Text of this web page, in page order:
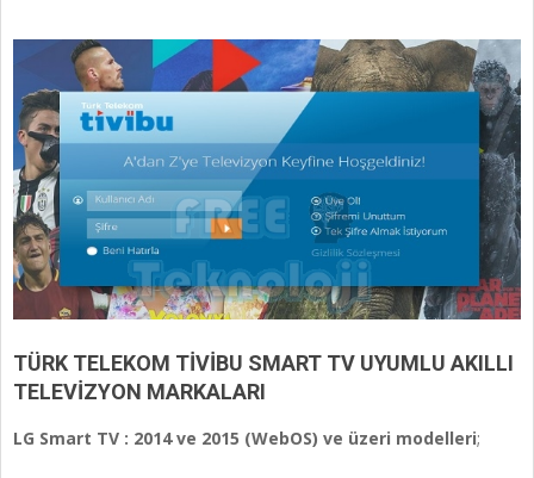
TÜRK TELEKOM TİVİBU SMART TV UYUMLU AKILLI
TELEVİZYON MARKALARI
LG Smart TV : 2014 ve 2015 (WebOS) ve üzeri modelleri;